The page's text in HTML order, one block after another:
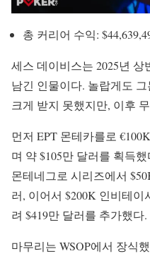
총 커리어 수익:
세스 데이비스는 2025년
남긴 인물이다. 놀랍게도
크게 받지 못했지만, 이후
먼저 EPT 몬테카를로
며 약 $105만 달러를 획득
몬테네그로 시리즈에서
러, 이어서 $200K 인비테
려 $419만 달러를 추가했다.
마무리는 WSOP에서 장식